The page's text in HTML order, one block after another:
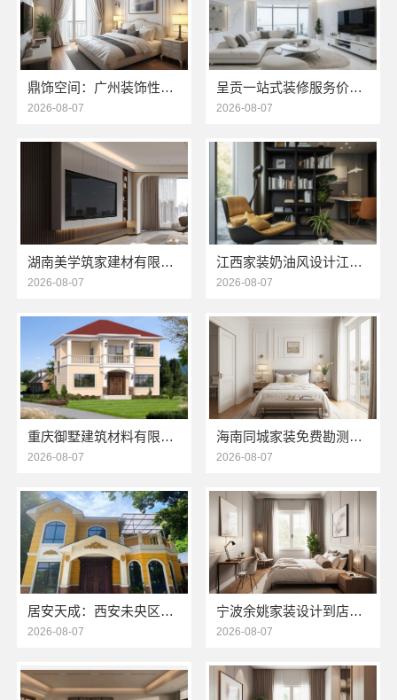
鼎饰空间：广州装饰性价比排名零增项承诺
2026-08-07
呈贡一站式装修服务价格表，云南至高新型建材有限公司闭口合同
2026-08-07
湖南美学筑家建材有限公司软装配套，环保无甲醛
2026-08-07
江西家装奶油风设计江西尚宅尚品新型环保材料有限公司
2026-08-07
重庆御墅建筑材料有限公司渝北建房每平米价格环保材料
2026-08-07
海南同城家装免费勘测，海南万赢饰家新型建筑材料有限公司
2026-08-07
居安天成：西安未央区一站式家装设计刚需房售后完善
2026-08-07
宁波余姚家装设计到店咨询——宁波雅美和居建材科技有限公司
2026-08-07